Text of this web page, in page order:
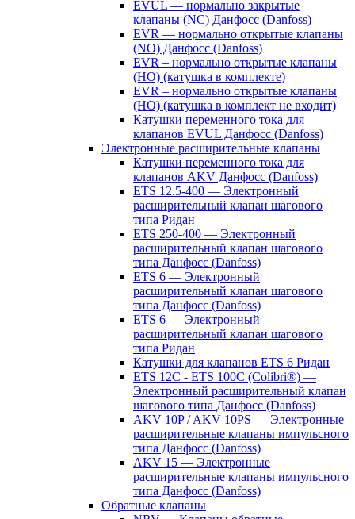
EVUL — нормально закрытые
клапаны (NC) Данфосс (Danfoss)
EVR — нормально открытые клапаны
(NO) Данфосс (Danfoss)
EVR – нормально открытые клапаны
(НО) (катушка в комплекте)
EVR – нормально открытые клапаны
(НО) (катушка в комплект не входит)
Катушки переменного тока для
клапанов EVUL Данфосс (Danfoss)
Электронные расширительные клапаны
Катушки переменного тока для
клапанов AKV Данфосс (Danfoss)
ETS 12.5-400 — Электронный
расширительный клапан шагового
типа Ридан
ETS 250-400 — Электронный
расширительный клапан шагового
типа Данфосс (Danfoss)
ETS 6 — Электронный
расширительный клапан шагового
типа Данфосс (Danfoss)
ETS 6 — Электронный
расширительный клапан шагового
типа Ридан
Катушки для клапанов ETS 6 Ридан
ETS 12C - ETS 100C (Colibri®) —
Электронный расширительный клапан
шагового типа Данфосс (Danfoss)
AKV 10P / AKV 10PS — Электронные
расширительные клапаны импульсного
типа Данфосс (Danfoss)
AKV 15 — Электронные
расширительные клапаны импульсного
типа Данфосс (Danfoss)
Обратные клапаны